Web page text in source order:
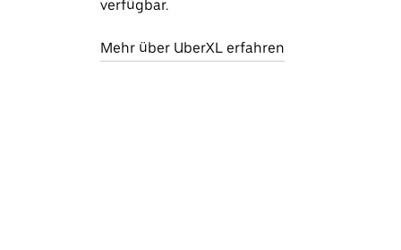
verfügbar.
Mehr über UberXL erfahren